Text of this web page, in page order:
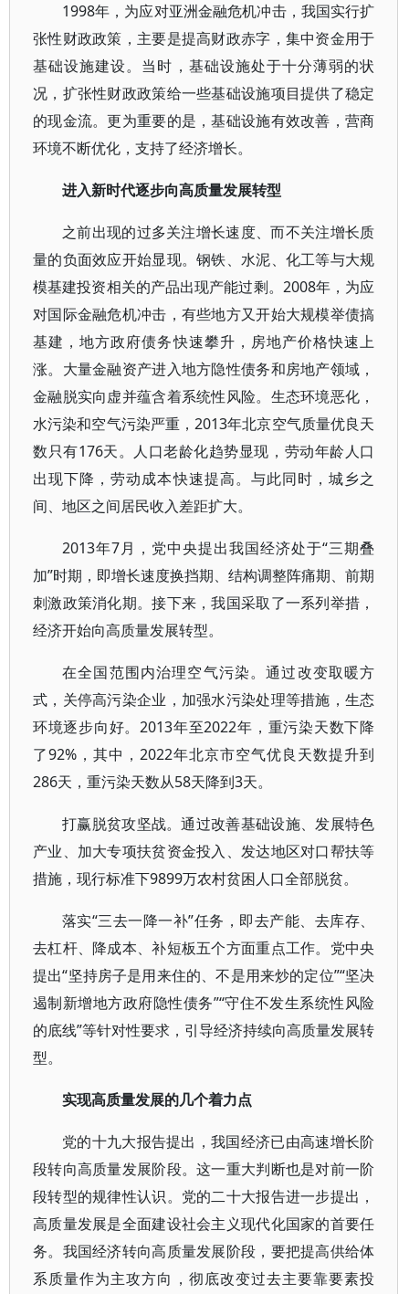
1998年，为应对亚洲金融危机冲击，我国实行扩
张性财政政策，主要是提高财政赤字，集中资金用于
基础设施建设。当时，基础设施处于十分薄弱的状
况，扩张性财政政策给一些基础设施项目提供了稳定
的现金流。更为重要的是，基础设施有效改善，营商
环境不断优化，支持了经济增长。
进入新时代逐步向高质量发展转型
之前出现的过多关注增长速度、而不关注增长质
量的负面效应开始显现。钢铁、水泥、化工等与大规
模基建投资相关的产品出现产能过剩。2008年，为应
对国际金融危机冲击，有些地方又开始大规模举债搞
基建，地方政府债务快速攀升，房地产价格快速上
涨。大量金融资产进入地方隐性债务和房地产领域，
金融脱实向虚并蕴含着系统性风险。生态环境恶化，
水污染和空气污染严重，2013年北京空气质量优良天
数只有176天。人口老龄化趋势显现，劳动年龄人口
出现下降，劳动成本快速提高。与此同时，城乡之
间、地区之间居民收入差距扩大。
2013年7月，党中央提出我国经济处于“三期叠
加”时期，即增长速度换挡期、结构调整阵痛期、前期
刺激政策消化期。接下来，我国采取了一系列举措，
经济开始向高质量发展转型。
在全国范围内治理空气污染。通过改变取暖方
式，关停高污染企业，加强水污染处理等措施，生态
环境逐步向好。2013年至2022年，重污染天数下降
了92%，其中，2022年北京市空气优良天数提升到
286天，重污染天数从58天降到3天。
打赢脱贫攻坚战。通过改善基础设施、发展特色
产业、加大专项扶贫资金投入、发达地区对口帮扶等
措施，现行标准下9899万农村贫困人口全部脱贫。
落实“三去一降一补”任务，即去产能、去库存、
去杠杆、降成本、补短板五个方面重点工作。党中央
提出“坚持房子是用来住的、不是用来炒的定位”“坚决
遏制新增地方政府隐性债务”“守住不发生系统性风险
的底线”等针对性要求，引导经济持续向高质量发展转
型。
实现高质量发展的几个着力点
党的十九大报告提出，我国经济已由高速增长阶
段转向高质量发展阶段。这一重大判断也是对前一阶
段转型的规律性认识。党的二十大报告进一步提出，
高质量发展是全面建设社会主义现代化国家的首要任
务。我国经济转向高质量发展阶段，要把提高供给体
系质量作为主攻方向，彻底改变过去主要靠要素投